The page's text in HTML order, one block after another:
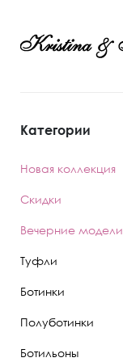
Категории
Новая коллекция
Скидки
Вечерние модели
Туфли
Ботинки
Полуботинки
Ботильоны